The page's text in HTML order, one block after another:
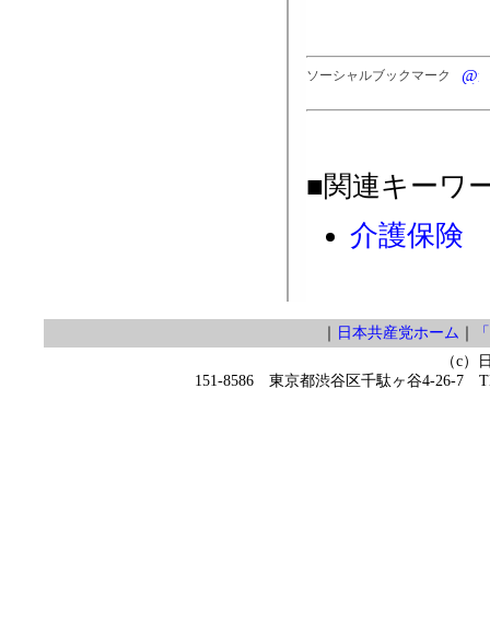
ソーシャルブックマーク
■関連キーワ
介護保険
日本共産党ホーム
（c）
151-8586 東京都渋谷区千駄ヶ谷4-26-7